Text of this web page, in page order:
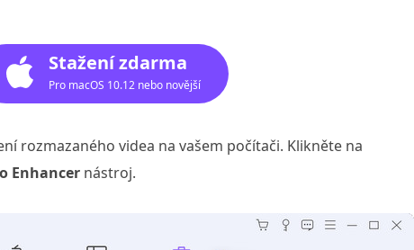
Stažení zdarma
Pro macOS 10.12 nebo novější
rozmazaného videa na vašem počítači. Klikněte na
Enhancer nástroj.